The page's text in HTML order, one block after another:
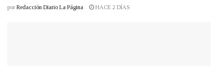
por Redacción Diario La Página HACE 2 DÍAS